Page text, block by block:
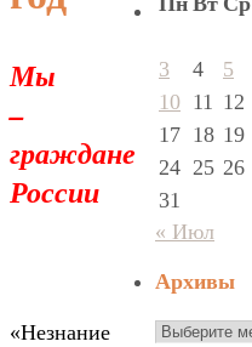
Мы
–
граждане
России
«Незнание
3
4 5
10 11 12
17 18 19
24 25 26
31
« Июл
Архивы
Архивы